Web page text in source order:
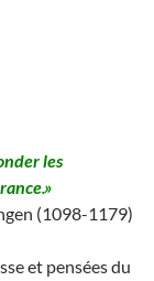
les
(1098-1179)
et pensées du